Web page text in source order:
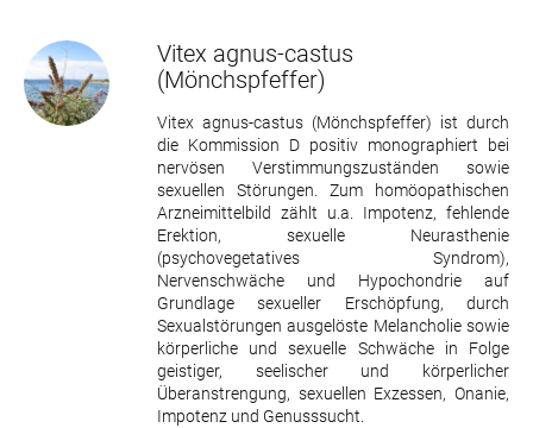
Vitex agnus-castus
(Mönchspfeffer)
Vitex agnus-castus (Mönchspfeffer) ist durch
die Kommission D positiv monographiert bei
nervösen Verstimmungszuständen sowie
sexuellen Störungen. Zum homöopathischen
Arzneimittelbild zählt u.a. Impotenz, fehlende
Erektion, sexuelle Neurasthenie
(psychovegetatives Syndrom),
Nervenschwäche und Hypochondrie auf
Grundlage sexueller Erschöpfung, durch
Sexualstörungen ausgelöste Melancholie sowie
körperliche und sexuelle Schwäche in Folge
geistiger, seelischer und körperlicher
Überanstrengung, sexuellen Exzessen, Onanie,
Impotenz und Genusssucht.